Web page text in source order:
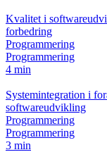
Kvalitet i
forbedring
Programmering
Programmering
4 min
Systemintegration i
softwareudvikling
Programmering
Programmering
3 min